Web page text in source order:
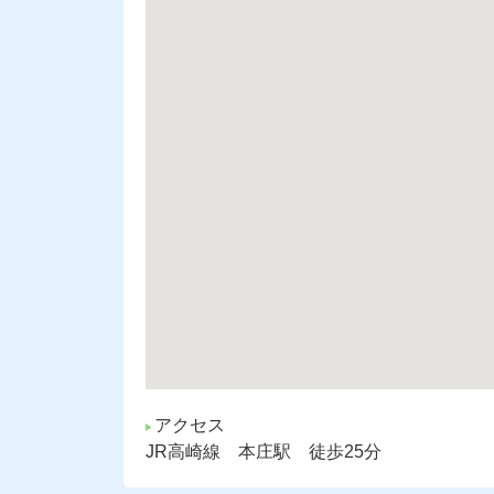
アクセス
JR高崎線 本庄駅 徒歩25分